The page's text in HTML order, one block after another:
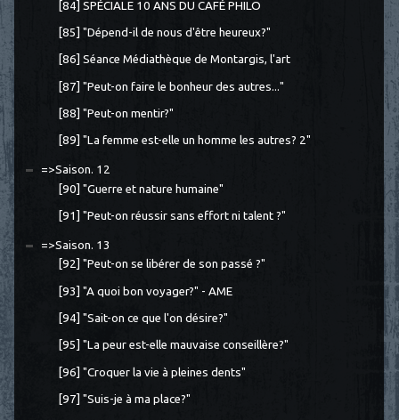
[84] SPÉCIALE 10 ANS DU CAFÉ PHILO
[85] "Dépend-il de nous d'être heureux?"
[86] Séance Médiathèque de Montargis, l'art
[87] "Peut-on faire le bonheur des autres..."
[88] "Peut-on mentir?"
[89] "La femme est-elle un homme les autres? 2"
=>Saison. 12
[90] "Guerre et nature humaine"
[91] "Peut-on réussir sans effort ni talent ?"
=>Saison. 13
[92] "Peut-on se libérer de son passé ?"
[93] "A quoi bon voyager?" - AME
[94] "Sait-on ce que l'on désire?"
[95] "La peur est-elle mauvaise conseillère?"
[96] "Croquer la vie à pleines dents"
[97] "Suis-je à ma place?"